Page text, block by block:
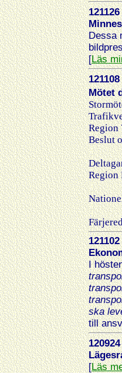
121126
Dessa
[Läs
121108
Mötet
Region
Beslut
121102
I
ska
till
120924
[Läs